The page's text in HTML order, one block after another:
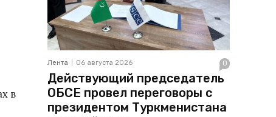
в
Лента 06 августа 2026 0
Действующий председатель
ОБСЕ провел переговоры с
президентом Туркменистана